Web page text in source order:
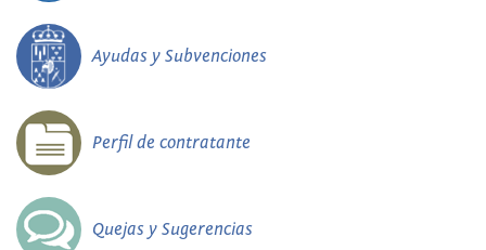
Ayudas y Subvenciones
Perfil de contratante
Quejas y Sugerencias